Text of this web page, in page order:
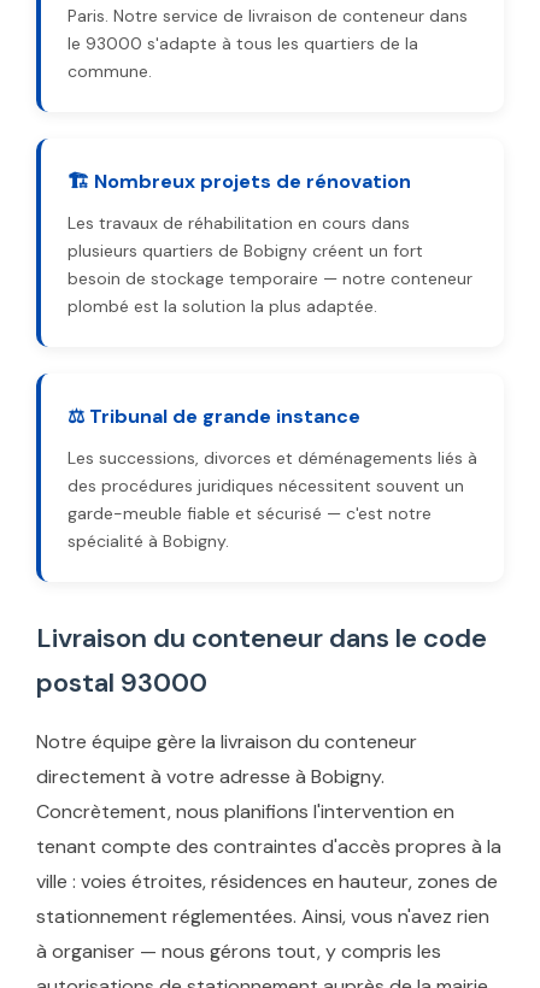
Paris. Notre service de livraison de conteneur dans
le 93000 s'adapte à tous les quartiers de la
commune.
🏗️ Nombreux projets de rénovation
Les travaux de réhabilitation en cours dans
plusieurs quartiers de Bobigny créent un fort
besoin de stockage temporaire — notre conteneur
plombé est la solution la plus adaptée.
⚖️ Tribunal de grande instance
Les successions, divorces et déménagements liés à
des procédures juridiques nécessitent souvent un
garde-meuble fiable et sécurisé — c'est notre
spécialité à Bobigny.
Livraison du conteneur dans le code
postal 93000
Notre équipe gère la livraison du conteneur
directement à votre adresse à Bobigny.
Concrètement, nous planifions l'intervention en
tenant compte des contraintes d'accès propres à la
ville : voies étroites, résidences en hauteur, zones de
stationnement réglementées. Ainsi, vous n'avez rien
à organiser — nous gérons tout, y compris les